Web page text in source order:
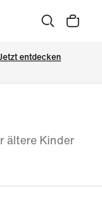
entdecken
ältere Kinder